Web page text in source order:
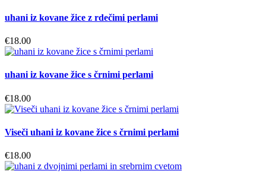
strani
uhani iz kovane žice z rdečimi perlami
€18.00
uhani iz kovane žice s črnimi perlami
€18.00
Viseči uhani iz kovane žice s črnimi perlami
€18.00